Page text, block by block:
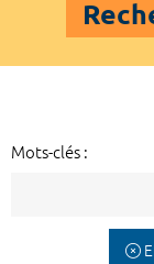
Mots-clés :